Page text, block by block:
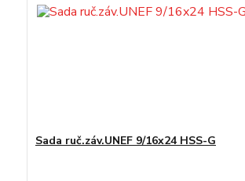
Sada ruč.záv.UNEF 9/16x24 HSS-G